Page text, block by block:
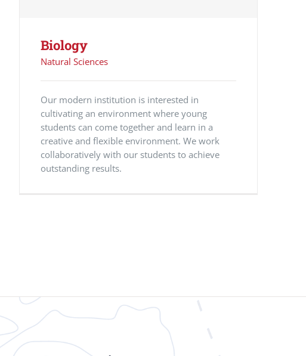
Biology
Natural Sciences
Our modern institution is interested in
cultivating an environment where young
students can come together and learn in a
creative and flexible environment. We work
collaboratively with our students to achieve
outstanding results.